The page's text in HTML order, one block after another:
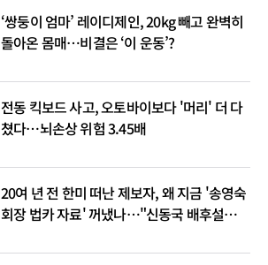
‘쌍둥이 엄마’ 레이디제인, 20kg 빼고 완벽히
돌아온 몸매…비결은 ‘이 운동’?
전동 킥보드 사고, 오토바이보다 '머리' 더 다
쳤다…뇌손상 위험 3.45배
20여 년 전 한미 떠난 제보자, 왜 지금 '송영숙
회장 법카 자료' 꺼냈나…"신동국 배후설은